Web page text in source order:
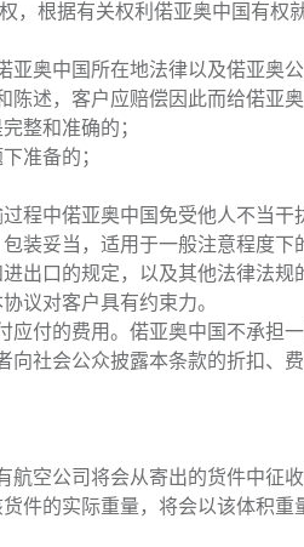
，根据有关权利偌亚奥中国有
奥中国所在地法律以及偌亚奥
述，客户应赔偿因此而给偌亚奥
整和准确的；
准备的；
程中偌亚奥中国免受他人不当干
装妥当，适用于一般注意程度下
出口的规定，以及其他法律法规
议对客户具有约束力。
付的费用。偌亚奥中国不承担
社会公众披露本条款的折扣
航空公司将会从寄出的货件中征
件的实际重量，将会以该体积